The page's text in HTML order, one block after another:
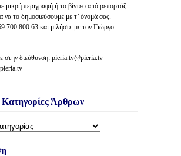
μικρή περιγραφή ή το βίντεο από ρεπορτάζ
να το δημοσιεύσουμε με τ’ όνομά σας.
700 800 63 και μιλήστε με τον Γιώργο
στην διεύθυνση: pieria.tv@pieria.tv
Κατηγορίες Άρθρων